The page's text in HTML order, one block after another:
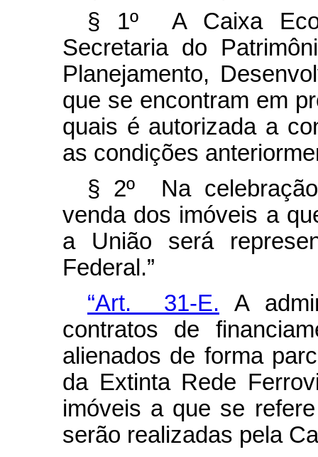
§ 1º A Caixa
Secretaria do
Planejamento,
que se encontram em
quais é autorizada a
as condições
§ 2º Na
venda dos imóveis a
a União será
Federal.”
“Art. 31-E. A
contratos de
alienados de forma
da Extinta Rede
imóveis a que se
serão realizadas pela